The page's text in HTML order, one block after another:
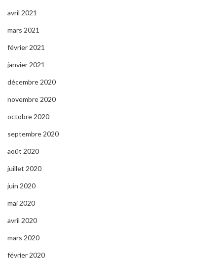
avril 2021
mars 2021
février 2021
janvier 2021
décembre 2020
novembre 2020
octobre 2020
septembre 2020
août 2020
juillet 2020
juin 2020
mai 2020
avril 2020
mars 2020
février 2020